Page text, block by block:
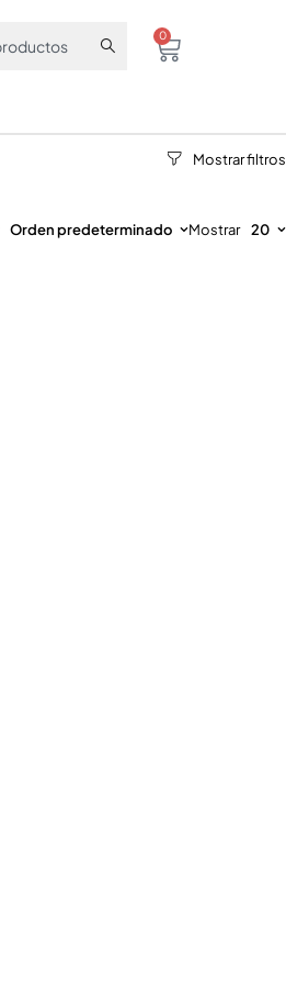
0
Orden predeterminado Mostrar 20